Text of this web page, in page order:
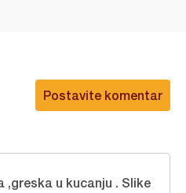
Postavite komentar
,greska u kucanju . Slike